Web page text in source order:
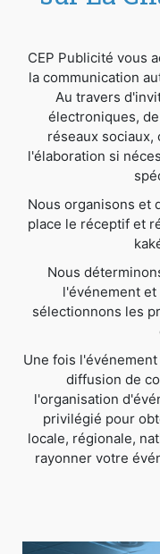
CEP Publicité vous
la communication
Au travers
électroniques,
réseaux sociaux,
l'élaboration si
Nous organisons et
place le réceptif et
Nous
l'événement
sélectionnons les
Une fois
diffusion de
l'organisation
privilégié pour
locale, régionale,
rayonner votre